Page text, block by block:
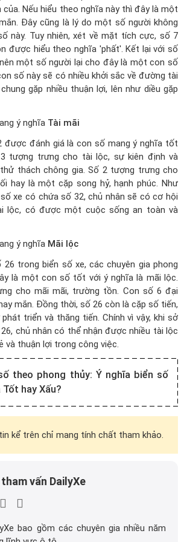
Nếu hiểu theo nghĩa này thì đây là một
Đây cũng là lý do một số người không
này. Tuy nhiên, xét về mặt tích cực, số 7
được hiểu theo nghĩa 'phất'. Kết lại với số
một số người lại cho đây là một con số
số này sẽ có nhiều khởi sắc về đường tài
gặp nhiều thuận lợi, lên như diều gặp
ý nghĩa Tài mãi
được đánh giá là con số mang ý nghĩa tốt
tượng trưng cho tài lộc, sự kiên định và
thách chông gia. Số 2 tượng trưng cho
hay là một cặp song hỷ, hạnh phúc. Như
xe có chứa số 32, chủ nhân sẽ có cơ hội
lộc, có được một cuộc sống an toàn và
ý nghĩa Mãi lộc
26 trong biển số xe, các chuyên gia phong
là một con số tốt với ý nghĩa là mãi lộc.
cho mãi mãi, trường tồn. Con số 6 đại
mắn. Đồng thời, số 26 còn là cặp số tiến,
triển và thăng tiến. Chính vì vậy, khi sở
chủ nhân có thể nhận được nhiều tài lộc
và thuận lợi trong công việc.
theo phong thủy: Ý nghĩa biển số
Tốt hay Xấu?
kể trên chỉ mang tính chất tham khảo.
tham vấn DailyXe
bao gồm các chuyên gia nhiều năm